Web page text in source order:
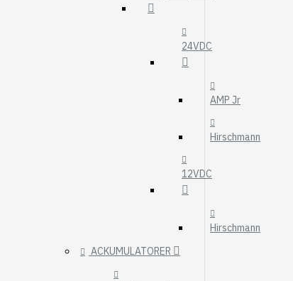
24VDC
AMP Jr
Hirschmann
12VDC
Hirschmann
ACKUMULATORER